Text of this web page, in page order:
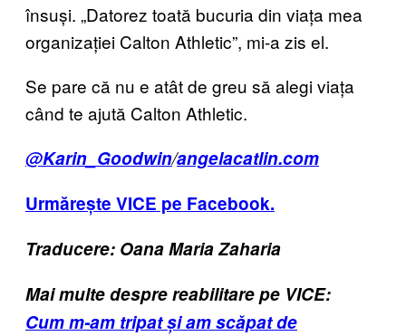
însuși. „Datorez toată bucuria din viața mea
organizației Calton Athletic”, mi-a zis el.
Se pare că nu e atât de greu să alegi viața
când te ajută Calton Athletic.
@Karin_Goodwin/angelacatlin.com
Urmărește VICE pe Facebook.
Traducere: Oana Maria Zaharia
Mai multe despre reabilitare pe VICE:
Cum m-am tripat și am scăpat de